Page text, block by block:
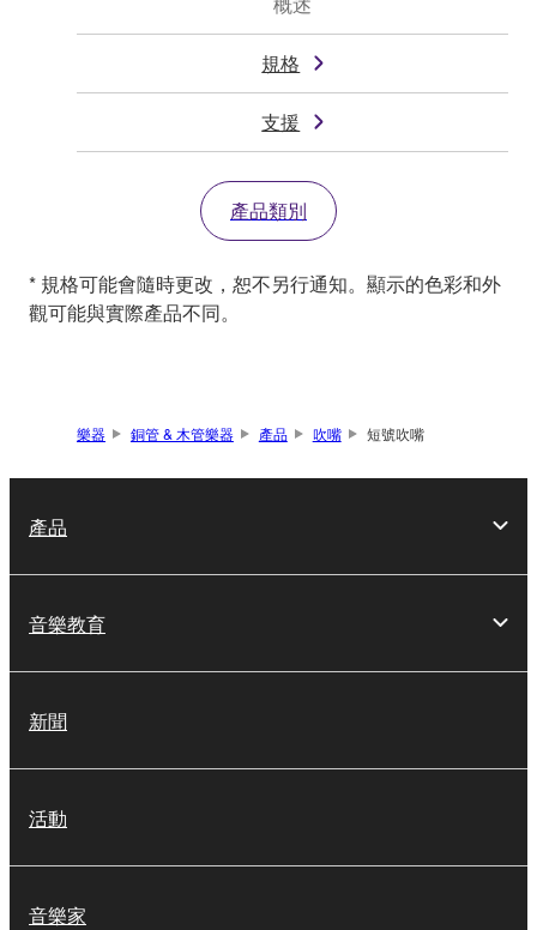
規格
支援
產品類別
* 規格可能會隨時更改，恕不另行通知。顯示的色彩和外
觀可能與實際產品不同。
樂器 銅管 & 木管樂器 產品 吹嘴 短號吹嘴
產品
音樂教育
新聞
活動
音樂家